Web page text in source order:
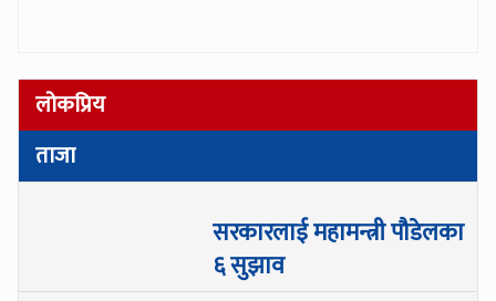
लोकप्रिय
ताजा
सरकारलाई महामन्त्री पौडेलका
६ सुझाव